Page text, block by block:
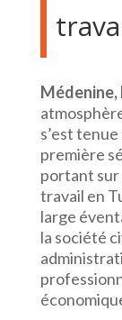
Médenine,
s’est
première
portant sur
travail en
large
la société